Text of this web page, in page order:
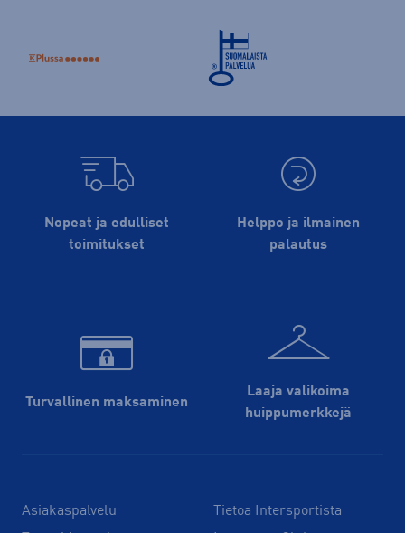
Nopeat ja edulliset
toimitukset
Helppo ja ilmainen
palautus
Turvallinen maksaminen
Laaja valikoima
huippu­merkkejä
Asiakaspalvelu
Tietoa Intersportista